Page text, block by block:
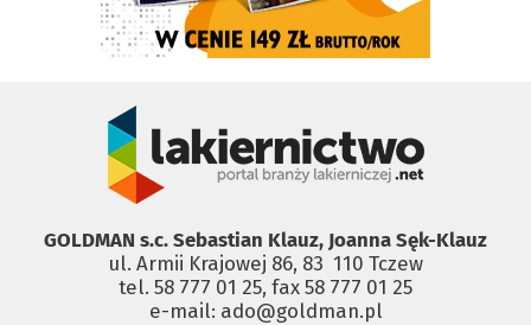
GOLDMAN s.c. Sebastian Klauz, Joanna Sęk-Klauz
ul. Armii Krajowej 86, 83 ­ 110 Tczew
tel. 58 777 01 25, fax 58 777 01 25
e-mail: ado@goldman.pl